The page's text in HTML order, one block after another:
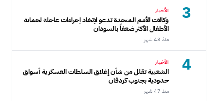
3 الأخبار
وكالات الأمم المتحدة تدعو لإتخاذ إجراءات عاجلة لحماية
الأطفال الأكثر ضعفاً بالسودان
منذ 43 شهر
4 الأخبار
الشعبية تقلل من شأن إغلاق السلطات العسكرية أسواق
حدودية بجنوب كردفان
منذ 47 شهر